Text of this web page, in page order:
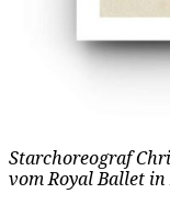
Starchoreograf
vom Royal Ballet